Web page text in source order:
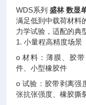
WDS系列盛林 数显
满足低到中载荷材料
力学试验，适配的典
1. 小量程高精度场景
o 材料：薄膜、胶
件、小型橡胶件
o 试验：胶带剥离强
张抗张强度、橡胶撕